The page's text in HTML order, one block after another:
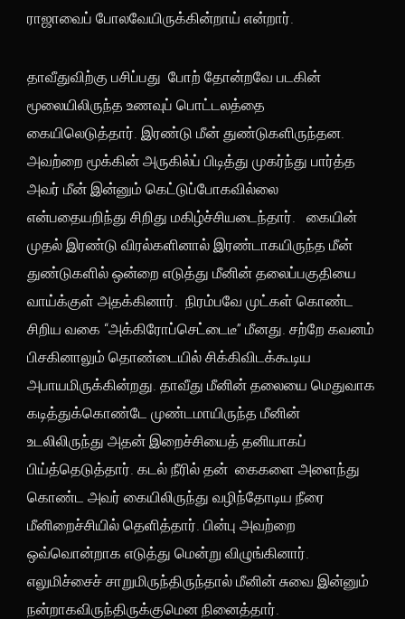
ராஜாவைப் போலவேயிருக்கின்றாய் என்றார்.
தாவீதுவிற்கு பசிப்பது போற் தோன்றவே படகின்
மூலையிலிருந்த உணவுப் பொட்டலத்தை
கையிலெடுத்தார். இரண்டு மீன் துண்டுகளிருந்தன.
அவற்றை மூக்கின் அருகில்ப் பிடித்து முகர்ந்து பார்த்த
அவர் மீன் இன்னும் கெட்டுப்போகவில்லை
என்பதையறிந்து சிறிது மகிழ்ச்சியடைந்தார். கையின்
முதல் இரண்டு விரல்களினால் இரண்டாகயிருந்த மீன்
துண்டுகளில் ஒன்றை எடுத்து மீனின் தலைப்பகுதியை
வாய்க்குள் அதக்கினார். நிரம்பவே முட்கள் கொண்ட
சிறிய வகை “அக்கிரோப்செட்டைடீ” மீனது. சற்றே கவனம்
பிசகினாலும் தொண்டையில் சிக்கிவிடக்கூடிய
அபாயமிருக்கின்றது. தாவீது மீனின் தலையை மெதுவாக
கடித்துக்கொண்டே முண்டமாயிருந்த மீனின்
உடலிலிருந்து அதன் இறைச்சியைத் தனியாகப்
பிய்த்தெடுத்தார். கடல் நீரில் தன் கைகளை அளைந்து
கொண்ட அவர் கையிலிருந்து வழிந்தோடிய நீரை
மீனிறைச்சியில் தெளித்தார். பின்பு அவற்றை
ஒவ்வொன்றாக எடுத்து மென்று விழுங்கினார்.
எலுமிச்சைச் சாறுமிருந்திருந்தால் மீனின் சுவை இன்னும்
நன்றாகவிருந்திருக்குமென நினைத்தார்.